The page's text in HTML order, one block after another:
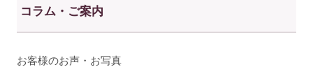
コラム・ご案内
お客様のお声・お写真